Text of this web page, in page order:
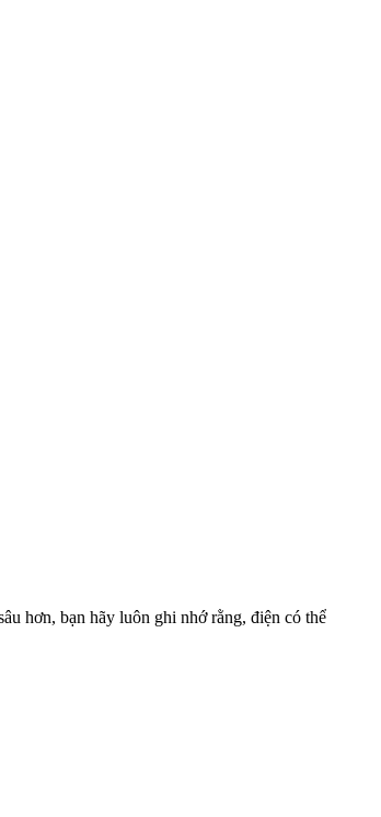
hơn, bạn hãy luôn ghi nhớ rằng, điện có thể